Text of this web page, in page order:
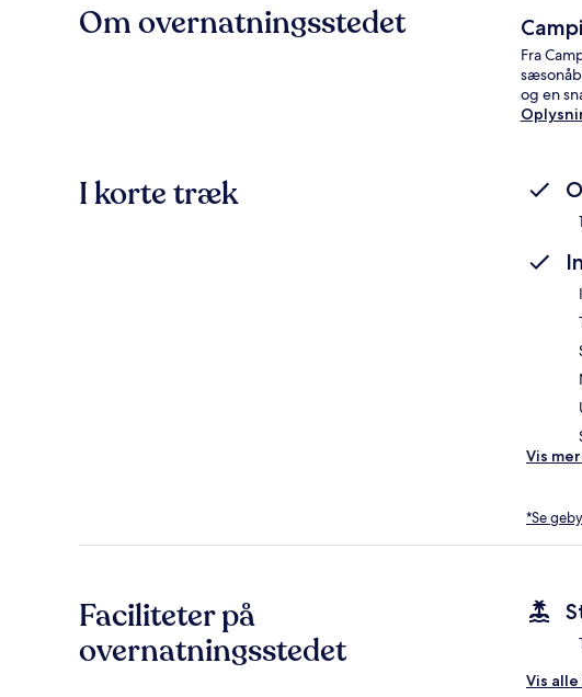
Om overnatningsstedet
Fra
og en
I korte træk
Vis
*Se
Faciliteter på
overnatningsstedet
Vis